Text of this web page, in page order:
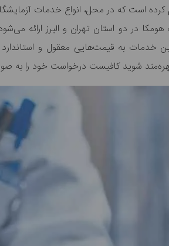
کرده است که در محل، انواع خدمات
در دو استان تهران و البرز ارائه
به قیمت‌هایی معقول و استاندارد
شوید کافیست درخواست خود را به